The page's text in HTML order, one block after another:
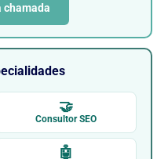
chamada
🤝
Consultor SEO
🤖